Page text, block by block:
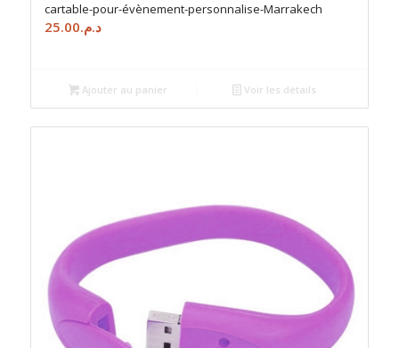
cartable-pour-évènement-personnalise-Marrakech
د.م.25.00
Ajouter au panier Voir les détails